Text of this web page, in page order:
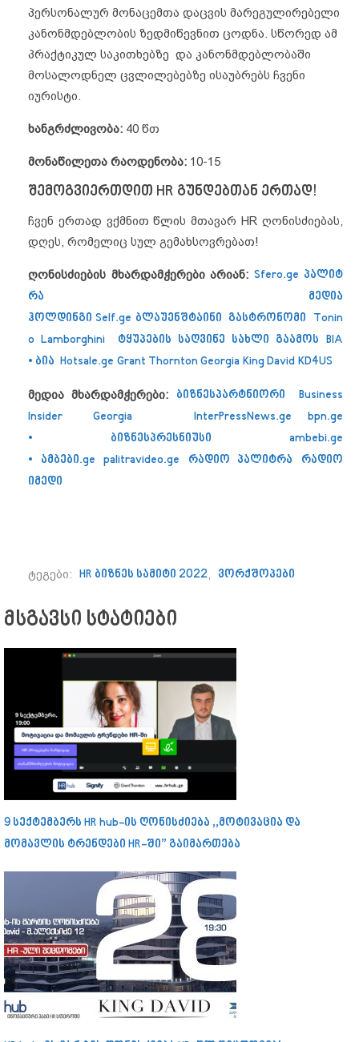
პერსონალურ მონაცემთა დაცვის მარეგულირებელი
კანონმდებლობის ზედმიწევნით ცოდნა. სწორედ ამ
პრაქტიკულ საკითხებზე და კანონმდებლობაში
მოსალოდნელ ცვლილებებზე ისაუბრებს ჩვენი
იურისტი.
ხანგრძლივობა: 40 წთ
მონაწილეთა რაოდენობა: 10-15
შემოგვიერთდით HR გუნდებთან ერთად!
ჩვენ ერთად ვქმნით წლის მთავარ HR ღონისძიებას,
დღეს, რომელიც სულ გემახსოვრებათ!
ღონისძიების მხარდამჭერები არიან: Sfero.ge პალიტ
რა მედია
ჰოლდინგი Self.ge ბლაუენშტაინი გასტრონომი Tonin
o Lamborghini
ტყუპების საღვინე სახლი გაამოს BIA
• ბია Hotsale.ge Grant Thornton Georgia King David KD4US
მედია მხარდამჭერები: ბიზნესპარტნიორი
Business
Insider Georgia
InterPressNews.ge
bpn.ge
• ბიზნესპრესნიუსი
ambebi.ge
• ამბები.ge palitravideo.ge რადიო პალიტრა
რადიო
იმედი
ტეგები: HR ბიზნეს სამიტი 2022, ვორქშოპები
მსგავსი სტატიები
9 სექტემბერს HR hub-ის ღონისძიება ,,მოტივაცია და
მომავლის ტრენდები HR-ში” გაიმართება